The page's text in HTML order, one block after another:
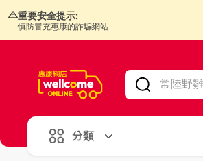
重要安全提示:
慎防冒充惠康的詐騙網站
分類